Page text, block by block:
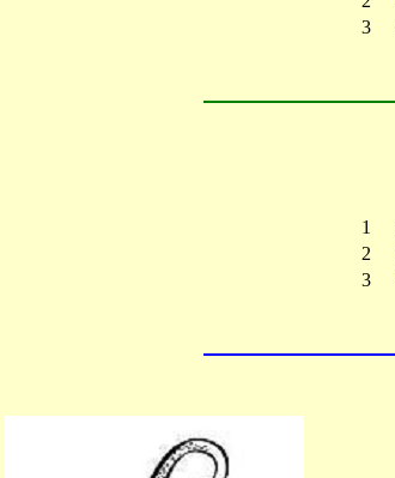
3
1
2
3